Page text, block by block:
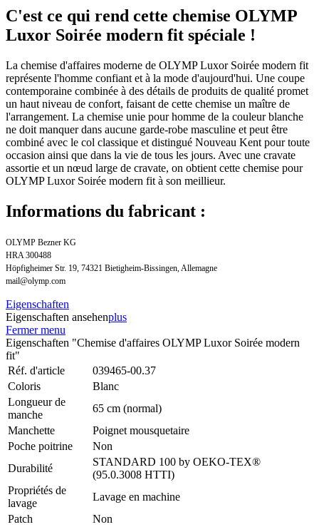
C'est ce qui rend cette chemise OLYMP
Luxor Soirée modern fit spéciale !
La chemise d'affaires moderne de OLYMP Luxor Soirée modern fit
représente l'homme confiant et à la mode d'aujourd'hui. Une coupe
contemporaine combinée à des détails de produits de qualité promet
un haut niveau de confort, faisant de cette chemise un maître de
l'arrangement. La chemise unie pour homme de la couleur blanche
ne doit manquer dans aucune garde-robe masculine et peut être
combiné avec le col classique et distingué Nouveau Kent pour toute
occasion ainsi que dans la vie de tous les jours. Avec une cravate
assortie et un nœud large de cravate, on obtient cette chemise pour
OLYMP Luxor Soirée modern fit à son meillieur.
Informations du fabricant :
OLYMP Bezner KG
HRA 300488
Höpfigheimer Str. 19, 74321 Bietigheim-Bissingen, Allemagne
mail@olymp.com
Eigenschaften
Eigenschaften ansehenplus
Fermer menu
Eigenschaften "Chemise d'affaires OLYMP Luxor Soirée modern
fit"
Réf. d'article
039465-00.37
Coloris
Blanc
Longueur de
manche
65 cm (normal)
Manchette
Poignet mousquetaire
Poche poitrine
Non
Durabilité
STANDARD 100 by OEKO-TEX®
(95.0.3008 HTTI)
Propriétés de
lavage
Lavage en machine
Patch
Non